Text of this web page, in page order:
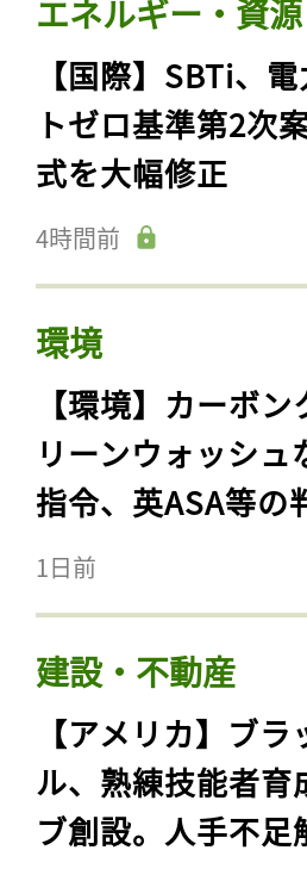
エネルギー・資源
【国際】SBTi、
トゼロ基準第2次
式を大幅修正
4時間前
環境
【環境】カーボ
リーンウォッシ
指令、英ASA等の
1日前
建設・不動産
【アメリカ】ブ
ル、熟練技能者育
ブ創設。人手不足